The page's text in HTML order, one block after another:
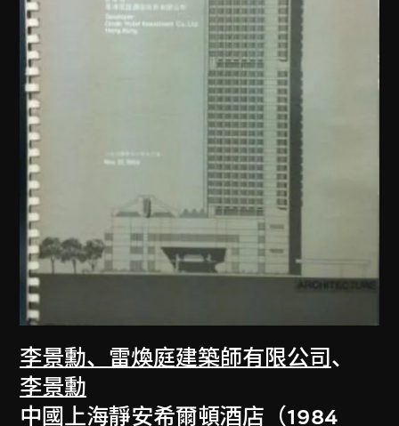
李景勳、雷煥庭建築師有限公司 、
李景勳
中國上海靜安希爾頓酒店（1984